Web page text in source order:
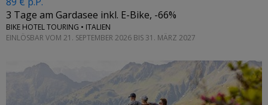
3 Tage am Gardasee inkl. E-Bike, -66%
BIKE HOTEL TOURING • ITALIEN
EINLÖSBAR VOM 21. SEPTEMBER 2026 BIS 31. MÄRZ 2027